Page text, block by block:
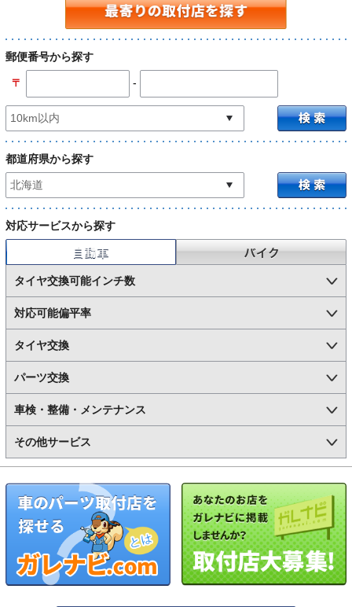
郵便番号から探す
〒 -
都道府県から探す
対応サービスから探す
タイヤ交換可能インチ数
対応可能偏平率
タイヤ交換
パーツ交換
車検・整備・メンテナンス
その他サービス